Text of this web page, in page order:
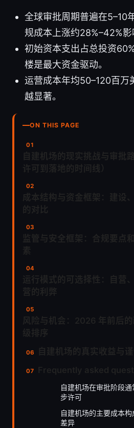
全球审批周期普遍在5–10
规成本上涨约28%–42%影
初始资本支出占总投资
楼是最大资金驱动。
运营成本年均50–120百万
越显著。
ON THIS PAGE
自建机场在审批阶段
步许可
自建机场的主要成本
差异